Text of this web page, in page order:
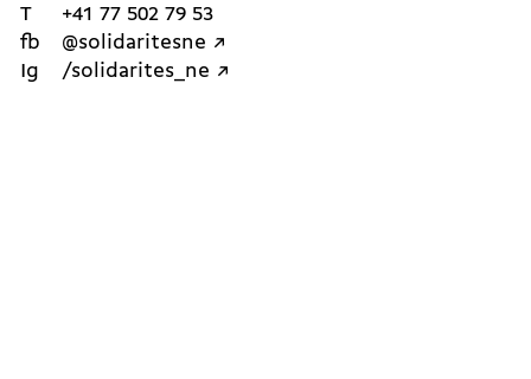
T
+41 77 502 79 53
fb
@solidaritesne ↗︎
Ig
/solidarites_ne ↗︎